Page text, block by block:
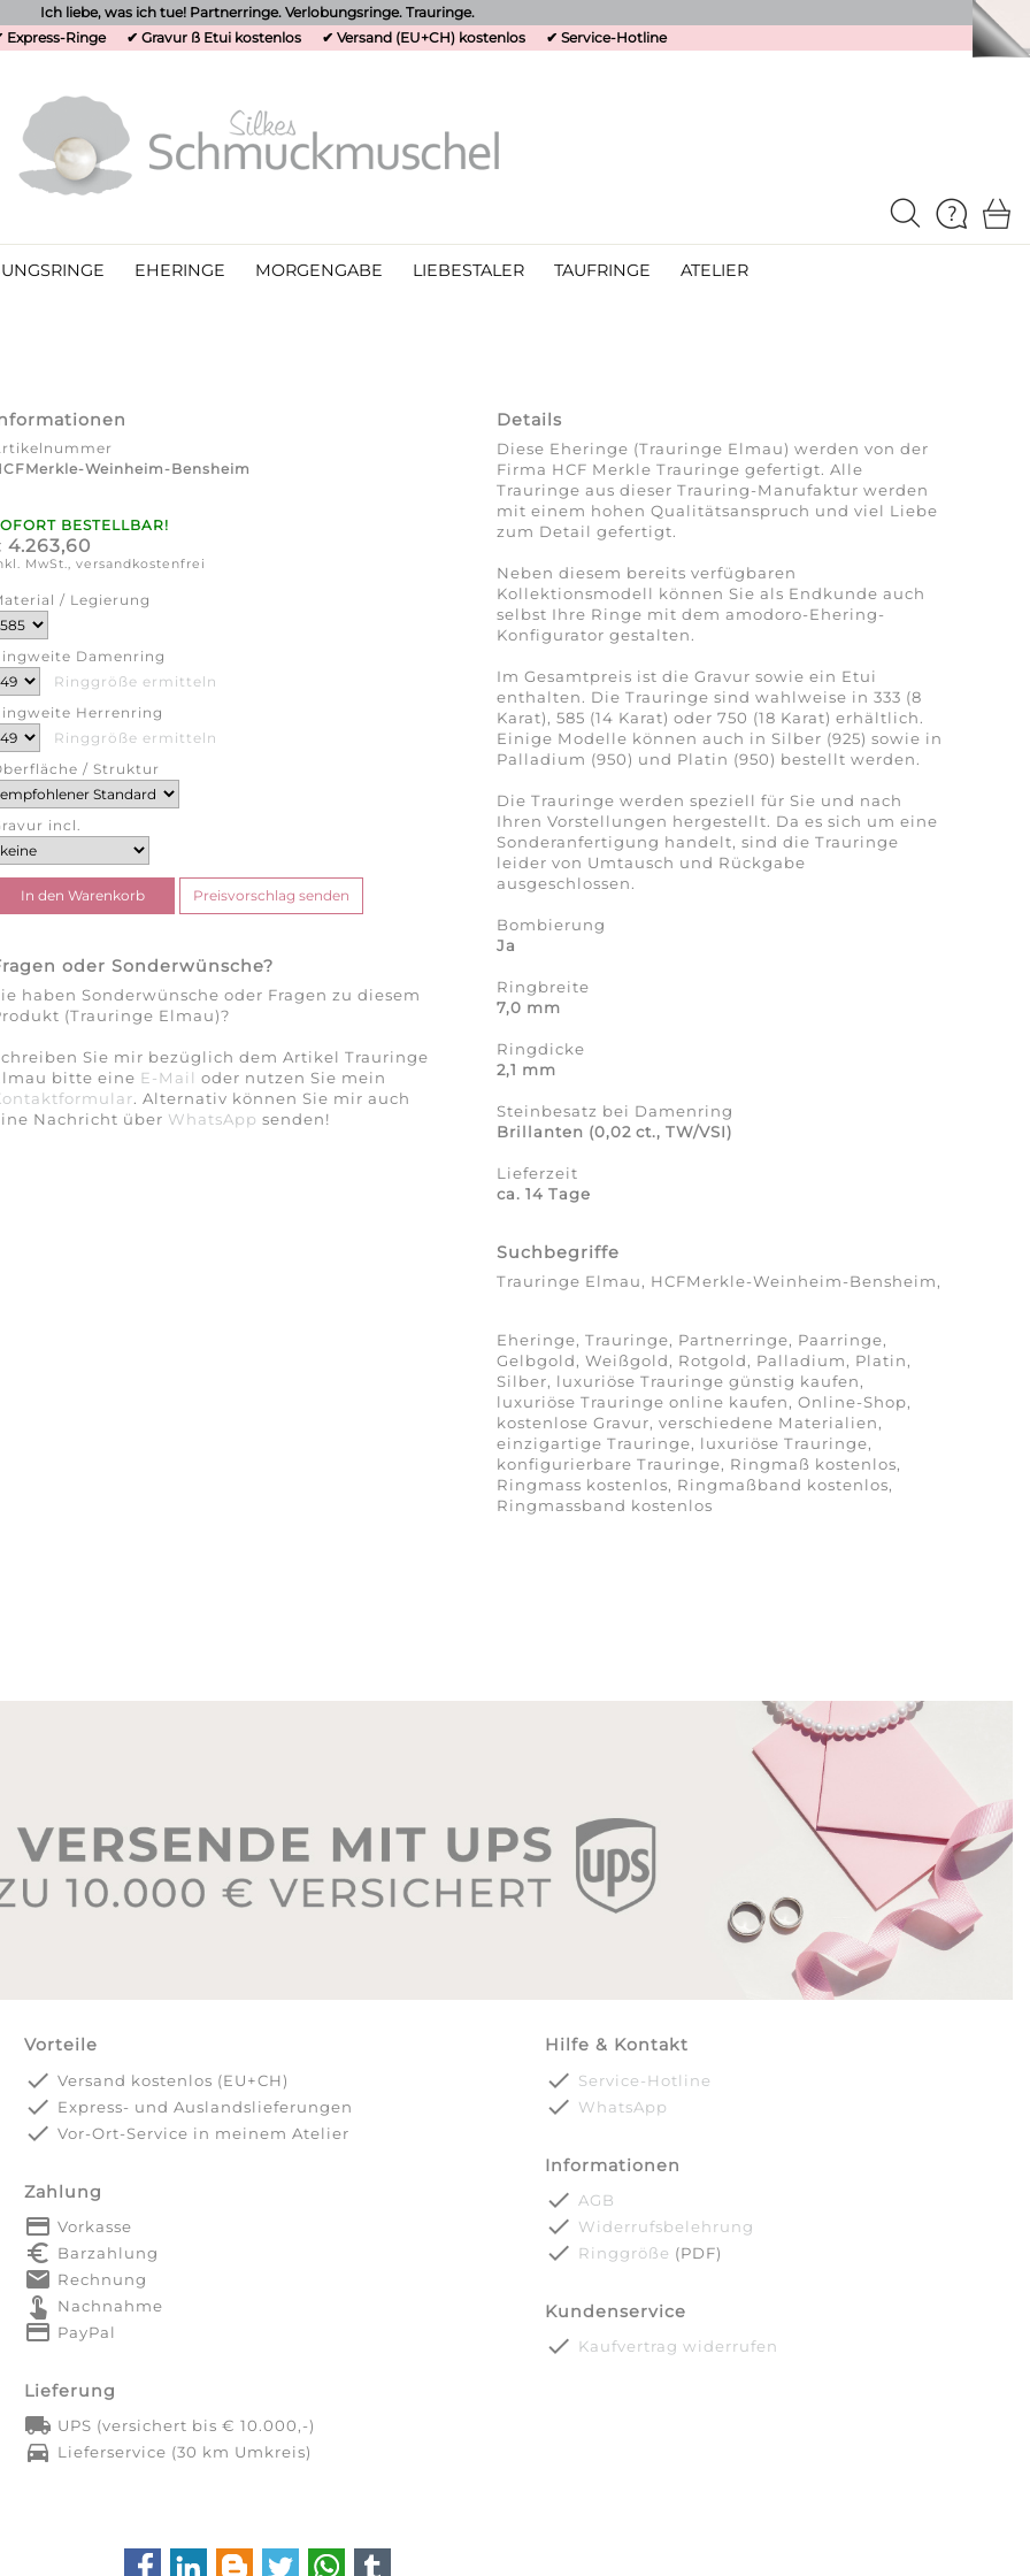
Ich liebe, was ich tue! Partnerringe. Verlobungsringe. Trauringe.
Express-Ringe
✔ Gravur ß Etui kostenlos ✔ Versand (EU+CH) kostenlos ✔ Service-Hotline
EHERINGE MORGENGABE LIEBESTALER TAUFRINGE ATELIER
Weinheim-Bensheim
BESTELLBAR!
4.263,60
MwSt., versandkostenfrei
/ Legierung
Damenring
Ringgröße ermitteln
Herrenring
Ringgröße ermitteln
/ Struktur
incl.
oder Sonderwünsche?
haben Sonderwünsche oder Fragen zu diesem
(Trauringe Elmau)?
Sie mir bezüglich dem Artikel Trauringe
bitte eine E-Mail oder nutzen Sie mein
. Alternativ können Sie mir auch
Nachricht über WhatsApp senden!
Details
Diese Eheringe (Trauringe Elmau) werden von der
Firma HCF Merkle Trauringe gefertigt. Alle
Trauringe aus dieser Trauring-Manufaktur werden
mit einem hohen Qualitätsanspruch und viel Liebe
zum Detail gefertigt.
Neben diesem bereits verfügbaren
Kollektionsmodell können Sie als Endkunde auch
selbst Ihre Ringe mit dem amodoro-Ehering-
Konfigurator gestalten.
Im Gesamtpreis ist die Gravur sowie ein Etui
enthalten. Die Trauringe sind wahlweise in 333 (8
Karat), 585 (14 Karat) oder 750 (18 Karat) erhältlich.
Einige Modelle können auch in Silber (925) sowie in
Palladium (950) und Platin (950) bestellt werden.
Die Trauringe werden speziell für Sie und nach
Ihren Vorstellungen hergestellt. Da es sich um eine
Sonderanfertigung handelt, sind die Trauringe
leider von Umtausch und Rückgabe
ausgeschlossen.
Bombierung
Ja
Ringbreite
7,0 mm
Ringdicke
2,1 mm
Steinbesatz bei Damenring
Brillanten (0,02 ct., TW/VSI)
Lieferzeit
ca. 14 Tage
Suchbegriffe
Trauringe Elmau, HCFMerkle-Weinheim-Bensheim,
Eheringe, Trauringe, Partnerringe, Paarringe,
Gelbgold, Weißgold, Rotgold, Palladium, Platin,
Silber, luxuriöse Trauringe günstig kaufen,
luxuriöse Trauringe online kaufen, Online-Shop,
kostenlose Gravur, verschiedene Materialien,
einzigartige Trauringe, luxuriöse Trauringe,
konfigurierbare Trauringe, Ringmaß kostenlos,
Ringmass kostenlos, Ringmaßband kostenlos,
Ringmassband kostenlos
Vorteile
done Versand kostenlos (EU+CH)
done Express- und Auslandslieferungen
done Vor-Ort-Service in meinem Atelier
Zahlung
payment Vorkasse
euro_symbol Barzahlung
markunread Rechnung
touch_app Nachnahme
credit_card PayPal
Lieferung
local_shipping UPS (versichert bis € 10.000,-)
directions_car Lieferservice (30 km Umkreis)
Hilfe & Kontakt
done Service-Hotline
done WhatsApp
Informationen
done AGB
done Widerrufsbelehrung
done Ringgröße (PDF)
Kundenservice
done Kaufvertrag widerrufen